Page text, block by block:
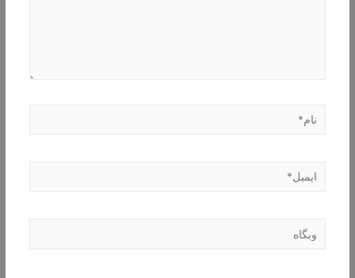
نام*
ایمیل*
وبگاه